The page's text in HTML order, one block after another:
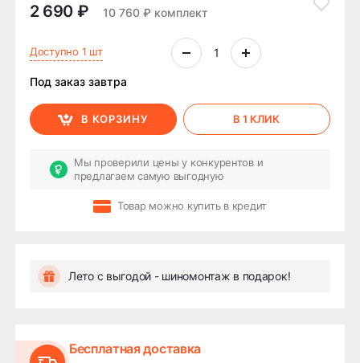
Лето с выгодой - шиномонтаж в подарок!
2 690 ₽ 10 760 ₽ комплект
Доступно 1 шт
Под заказ завтра
В КОРЗИНУ В 1 КЛИК
Мы проверили цены у конкурентов и
предлагаем самую выгодную
Товар можно купить в кредит
Бесплатная доставка